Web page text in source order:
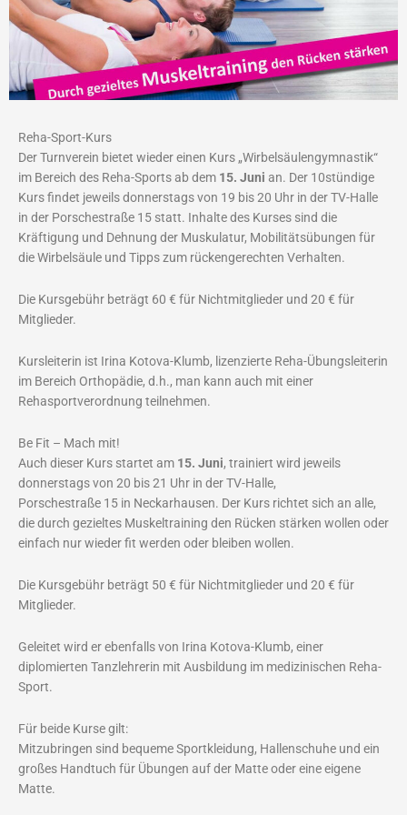
Reha-Sport-Kurs
Der Turnverein bietet wieder einen Kurs „Wirbelsäulengymnastik“
im Bereich des Reha-Sports ab dem 15. Juni an. Der 10stündige
Kurs findet jeweils donnerstags von 19 bis 20 Uhr in der TV-Halle
in der Porschestraße 15 statt. Inhalte des Kurses sind die
Kräftigung und Dehnung der Muskulatur, Mobilitätsübungen für
die Wirbelsäule und Tipps zum rückengerechten Verhalten.
Die Kursgebühr beträgt 60 € für Nichtmitglieder und 20 € für
Mitglieder.
Kursleiterin ist Irina Kotova-Klumb, lizenzierte Reha-Übungsleiterin
im Bereich Orthopädie, d.h., man kann auch mit einer
Rehasportverordnung teilnehmen.
Be Fit – Mach mit!
Auch dieser Kurs startet am 15. Juni, trainiert wird jeweils
donnerstags von 20 bis 21 Uhr in der TV-Halle,
Porschestraße 15 in Neckarhausen. Der Kurs richtet sich an alle,
die durch gezieltes Muskeltraining den Rücken stärken wollen oder
einfach nur wieder fit werden oder bleiben wollen.
Die Kursgebühr beträgt 50 € für Nichtmitglieder und 20 € für
Mitglieder.
Geleitet wird er ebenfalls von Irina Kotova-Klumb, einer
diplomierten Tanzlehrerin mit Ausbildung im medizinischen Reha-
Sport.
Für beide Kurse gilt:
Mitzubringen sind bequeme Sportkleidung, Hallenschuhe und ein
großes Handtuch für Übungen auf der Matte oder eine eigene
Matte.